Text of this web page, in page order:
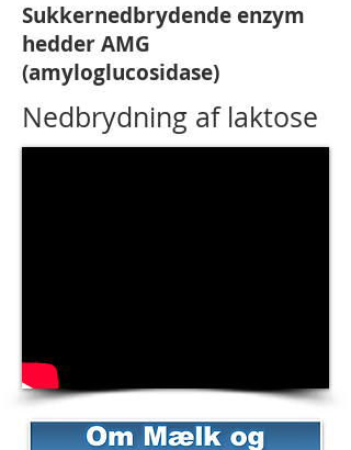
Nedbrydning af laktose
Sukkernedbrydende enzym
hedder AMG
(amyloglucosidase)